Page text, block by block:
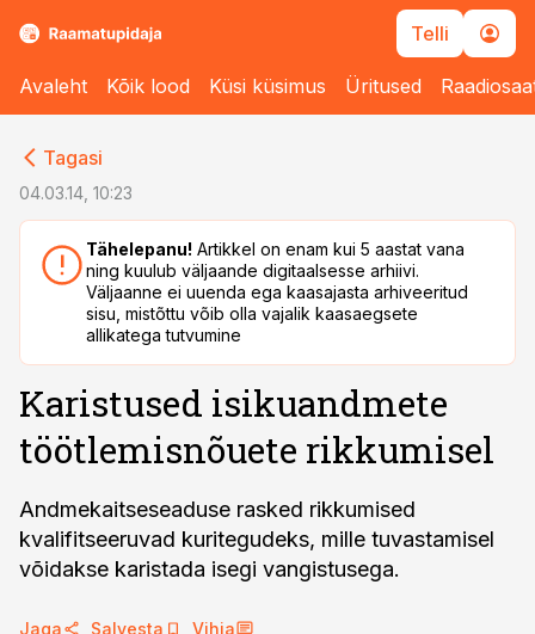
Telli
Avaleht Kõik lood Küsi küsimus Üritused
Tagasi
04.03.14, 10:23
Tähelepanu! Artikkel on enam kui 5 aastat vana
ning kuulub väljaande digitaalsesse arhiivi.
Väljaanne ei uuenda ega kaasajasta arhiveeritud
sisu, mistõttu võib olla vajalik kaasaegsete
allikatega tutvumine
Karistused isikuandmete
töötlemisnõuete rikkumisel
Andmekaitseseaduse rasked rikkumised
kvalifitseeruvad kuritegudeks, mille tuvastamisel
võidakse karistada isegi vangistusega.
Jaga Salvesta Vihja